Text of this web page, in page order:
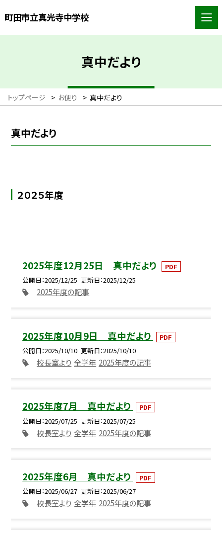
町田市立真光寺中学校
真中だより
トップページ > お便り > 真中だより
真中だより
２０２５年度
2025年度12月25日 真中だより
PDF
公開日 2025/12/25 更新日 2025/12/25
2025年度の記事
2025年度10月9日 真中だより
PDF
公開日 2025/10/10 更新日 2025/10/10
校長室より 全学年 2025年度の記事
2025年度7月 真中だより
PDF
公開日 2025/07/25 更新日 2025/07/25
校長室より 全学年 2025年度の記事
2025年度6月 真中だより
PDF
公開日 2025/06/27 更新日 2025/06/27
校長室より 全学年 2025年度の記事